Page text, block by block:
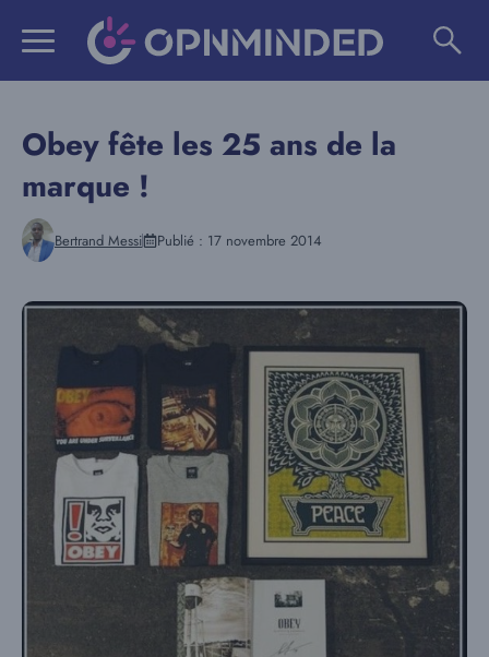
Obey fête les 25 ans de la
marque !
Bertrand Messi Publié : 17 novembre 2014